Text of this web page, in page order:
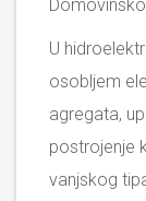
U
osobljem
agregata,
postrojenje
vanjskog